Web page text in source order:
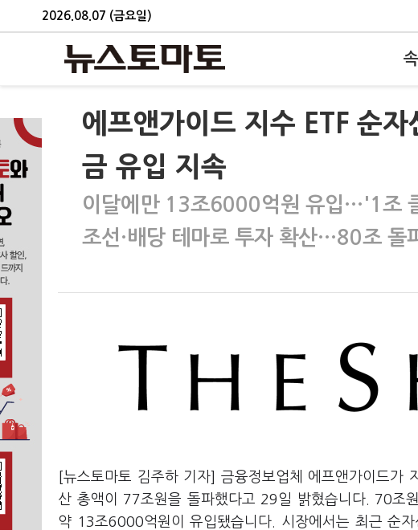
2026.08.07 (금요일)
에프앤가이드 지수 ETF 순
금 유입 지속
이달에만 13조6000억원 유입…'1조
조선·배당 테마로 투자 확산…80조 돌
[뉴스토마토 김주하 기자] 금융정보업체 에프앤가이드가
산 총액이 77조원을 돌파했다고 29일 밝혔습니다. 70조
약 13조6000억원이 유입됐습니다. 시장에서는 최근 순